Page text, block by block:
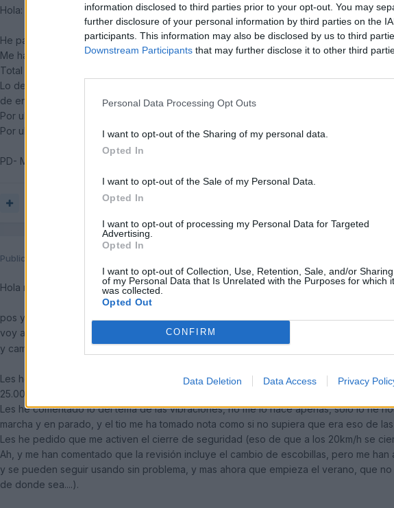
information disclosed to third parties prior to your opt-out. You may
further disclosure of your personal information by third parties on the
participants. This information may also be disclosed by us to third
Downstream Participants that may further disclose it to other third
Personal Data Processing Opt Outs
I want to opt-out of the Sharing of my personal data.
Opted In
I want to opt-out of the Sale of my Personal Data.
Opted In
I want to opt-out of processing my Personal Data for Targeted
Advertising.
Opted In
I want to opt-out of Collection, Use, Retention, Sale, and/or Sharing
of my Personal Data that Is Unrelated with the Purposes for which it
was collected.
Opted Out
CONFIRM
Data Deletion Data Access Privacy
Hola:
He pasado la revisión hace una semana de los 32000km, A3 2.0 TDI
Me han cambiado el aceite, los filtros y los limpias (longlife) y creo que nada más...
Total la broma 330 € ( creo que no es muy barato, pero creo que podía ser peor)
Lo del consumo del aceite que dices me ocurre tambien y me han dicho que es
de encontrar).
Por ultimo comente lo de las vibraciones al ralenti y me dijeron que estaban
Por ultimo decirte que la he pasado en madrid.
PD- Me limpiaron el coche
Publicado
Hola mu wenas!!!!
pos yo lo he dejado esta mañana en el taller por lo mismo, pedi cita hace cosa de
voy a aprovechar para ponerle el alerón de atrás, un sensor de aparcamiento (el
y cambiar un antiniebla que me le saltó un chinazo, y como tengo 25.000
Les he comentado lo del aceite, que me pasa lo mismo que a ti, y me han dicho lo
25.000km))
Les he comentado lo del tema de las vibraciones, no me lo hace apenas, solo lo he
marcha y en parado, y el tio me ha tomado nota como si no supiera que era eso de
Les he pedido que me activen el cierre de seguridad (eso de que a los 20km/h se
Ah, y me han comentado que la revisión incluye el cambio de escobillas, pero me
y se pueden seguir usando sin problema, y mas ahora que empieza el verano, que
de donde sea....).